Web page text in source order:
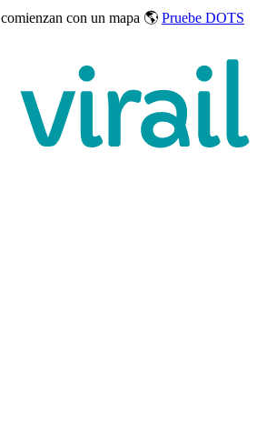
comienzan con un mapa 🌎 Pruebe DOTS